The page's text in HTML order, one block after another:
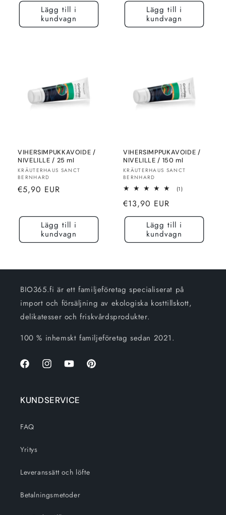
Lägg till i
kundvagn
Lägg till i
kundvagn
VIHERSIMPUKKAVOIDE /
NIVELILLE / 25 ml
Säljare:
KRÄUTERHAUS SANCT
BERNHARD
Normalt
€5,90 EUR
Lägg till i
kundvagn
VIHERSIMPPUKAVOIDE /
NIVELILLE / 150 ml
Säljare:
KRÄUTERHAUS SANCT
BERNHARD
(1)1
Normalt
pris
€13,90 EUR
Lägg till i
kundvagn
BIO365.fi är ett familjeföretag specialiserat på
import och försäljning av ekologiska kosttillskott,
delikatesser och friskvårdsprodukter.
100 % inhemskt familjeföretag sedan 2021.
FacebookInstagramYoutubePinterest
KUNDSERVICE
FAQ
Yritys
Leveranssätt och löfte
Betalningsmetoder